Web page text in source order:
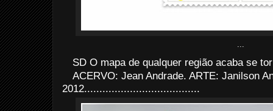
...
SD O mapa de qualquer região acaba se
ACERVO: Jean Andrade. ARTE: Janilson
2012......................................